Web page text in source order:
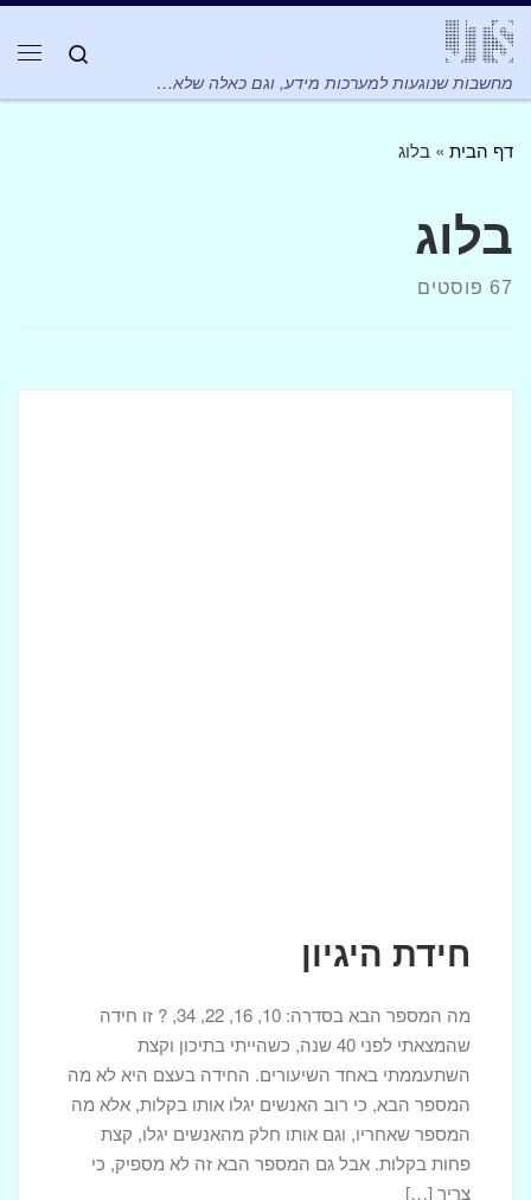
מחשבות שנוגעות למערכות מידע, וגם כאלה שלא…
Search
דף הבית » בלוג
בלוג
67 פוסטים
חידת היגיון
מה המספר הבא בסדרה: 10, 16, 22, 34, ? זו חידה
שהמצאתי לפני 40 שנה, כשהייתי בתיכון וקצת
השתעממתי באחד השיעורים. החידה בעצם היא לא מה
המספר הבא, כי רוב האנשים יגלו אותו בקלות, אלא מה
המספר שאחריו, וגם אותו חלק מהאנשים יגלו, קצת
פחות בקלות. אבל גם המספר הבא זה לא מספיק, כי
צריך […]